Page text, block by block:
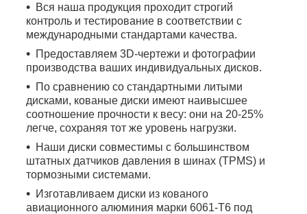
Вся наша продукция проходит строгий
контроль и тестирование в соответствии с
международными стандартами качества.
Предоставляем 3D-чертежи и фотографии
производства ваших индивидуальных дисков.
По сравнению со стандартными литыми
дисками, кованые диски имеют наивысшее
соотношение прочности к весу: они на 20-25%
легче, сохраняя тот же уровень нагрузки.
Наши диски совместимы с большинством
штатных датчиков давления в шинах (TPMS) и
тормозными системами.
Изготавливаем диски из кованого
авиационного алюминия марки 6061-T6 под